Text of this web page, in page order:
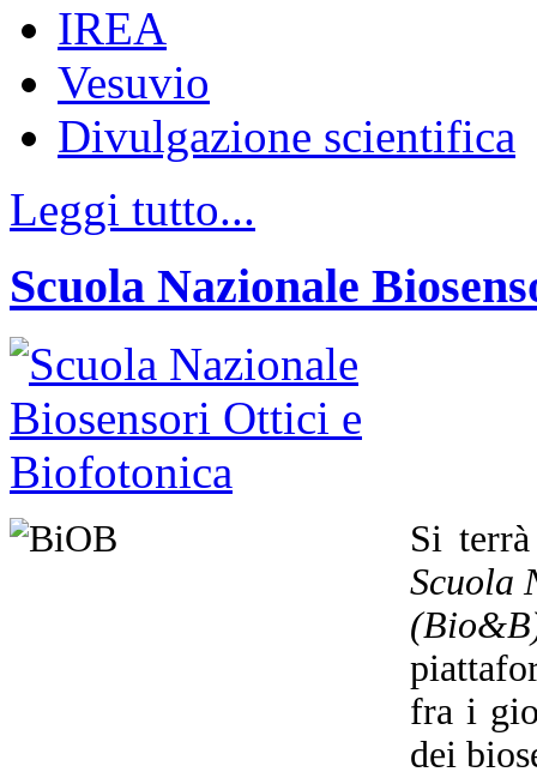
IREA
Vesuvio
Divulgazione scientifica
Leggi tutto...
Scuola Nazionale
Si
Scuola
fra i
dei